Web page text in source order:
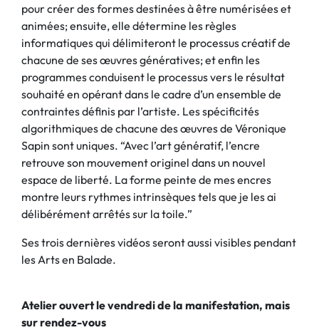
pour créer des formes destinées à être numérisées et
animées; ensuite, elle détermine les règles
informatiques qui délimiteront le processus créatif de
chacune de ses œuvres génératives; et enfin les
programmes conduisent le processus vers le résultat
souhaité en opérant dans le cadre d’un ensemble de
contraintes définis par l’artiste. Les spécificités
algorithmiques de chacune des œuvres de Véronique
Sapin sont uniques. “Avec l’art génératif, l’encre
retrouve son mouvement originel dans un nouvel
espace de liberté. La forme peinte de mes encres
montre leurs rythmes intrinsèques tels que je les ai
délibérément arrêtés sur la toile.”
Ses trois dernières vidéos seront aussi visibles pendant
les Arts en Balade.
Atelier ouvert le vendredi de la manifestation, mais
sur rendez-vous